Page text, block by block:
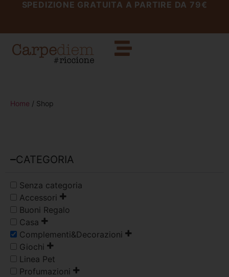
SPEDIZIONE GRATUITA A PARTIRE DA 79€
Home / Shop
CATEGORIA
Senza categoria
Accessori
Buoni Regalo
Casa
Complementi&Decorazioni
Giochi
Linea Pet
Profumazioni